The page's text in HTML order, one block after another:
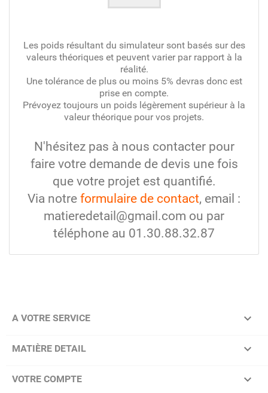
Les poids résultant du simulateur sont basés sur des
valeurs théoriques et peuvent varier par rapport à la
réalité.
Une tolérance de plus ou moins 5% devras donc est
prise en compte.
Prévoyez toujours un poids légèrement supérieur à la
valeur théorique pour vos projets.
N'hésitez pas à nous contacter pour
faire votre demande de devis une fois
que votre projet est quantifié.
Via notre formulaire de contact, email :
matieredetail@gmail.com ou par
téléphone au 01.30.88.32.87
A VOTRE SERVICE 
MATIÈRE DETAIL 
VOTRE COMPTE 